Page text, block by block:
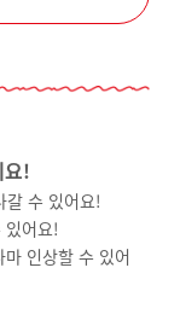
요!
갈 수 있어요!
어요!
인상할 수 있어